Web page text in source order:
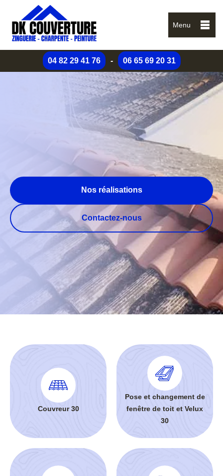
Menu
04 82 29 41 76 - 06 65 69 20 31
Nos réalisations
Contactez-nous
Couvreur 30
Pose et changement de
fenêtre de toit et Velux
30